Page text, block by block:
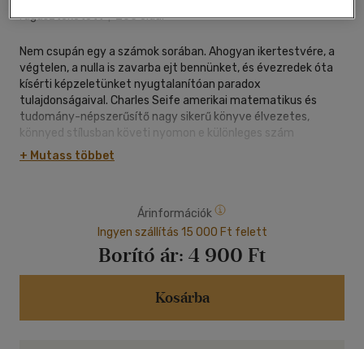
ragasztókötött|255 oldal
Nem csupán egy a számok sorában. Ahogyan ikertestvére, a
végtelen, a nulla is zavarba ejt bennünket, és évezredek óta
kísérti képzeletünket nyugtalanítóan paradox
tulajdonságaival. Charles Seife amerikai matematikus és
tudomány-népszerűsítő nagy sikerű könyve élvezetes,
könnyed stílusban követi nyomon e különleges szám
szövevényes és lenyűgöző történét, a babiloni ékírásos
tábláktól a fekete lyukak fantasztikus felfedezéséig és még
antikvitástól kezdve a kora újkorig Európában, és miként vált
a nyugati matematika egyik legfontosabb eszközévé, hogy
azután Einstein, Feynman és mások kezébe kerülve a modern
természettudomány legnagyobb áttöréseinél játsszon
kulcsszerepet. És a történet itt még nem ért véget, hiszen a
nulla furcsa és kétarcú természete ma a relativitáselmélet
+ Mutass többet
Árinformációk
Ingyen szállítás 15 000 Ft felett
Borító ár: 4 900 Ft
Kosárba